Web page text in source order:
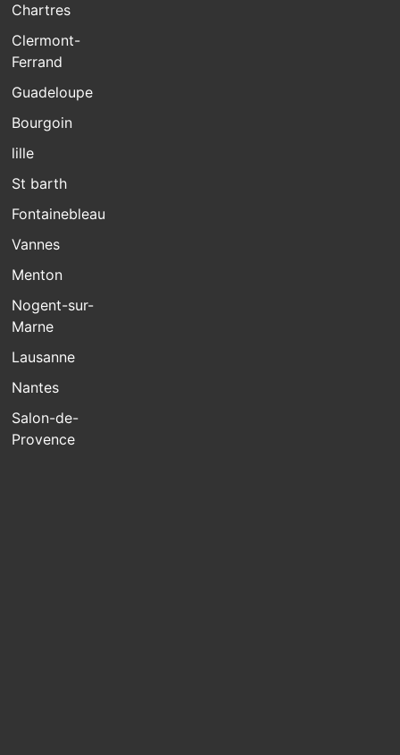
Chartres
Clermont-
Ferrand
Guadeloupe
Bourgoin
lille
St barth
Fontainebleau
Vannes
Menton
Nogent-sur-
Marne
Lausanne
Nantes
Salon-de-
Provence